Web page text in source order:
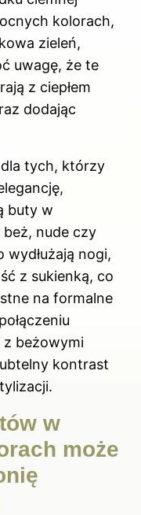
kolorach,
zieleń,
uwagę, że te
z ciepłem
dodając
tych, którzy
buty w
beż, nude czy
wydłużają nogi,
z sukienką, co
na formalne
z beżowymi
kontrast
w
może